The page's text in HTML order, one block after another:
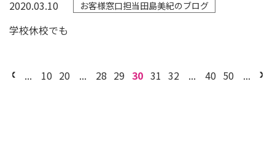
2020.03.10 お客様窓口担当田島美紀のブログ
学校休校でも
... 10 20 ... 28 29 30 31 32 ... 40 50 ...